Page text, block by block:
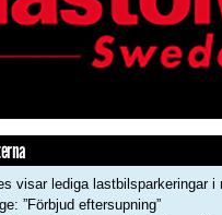
visar lediga lastbilsparkeringar i
”Förbjud eftersupning”